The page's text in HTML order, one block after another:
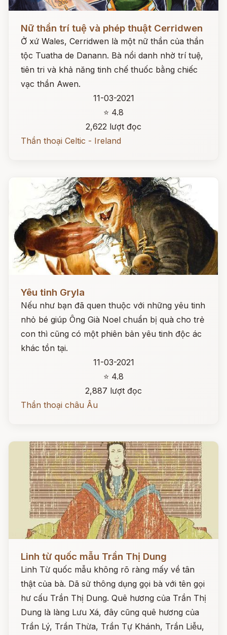
Nữ thần trí tuệ và phép thuật Cerridwen
Ở xứ Wales, Cerridwen là một nữ thần của thần
tộc Tuatha de Danann. Bà nổi danh nhờ trí tuệ,
tiên tri và khả năng tinh chế thuốc bằng chiếc
vạc thần Awen.
11-03-2021
⭐ 4.8
2,622 lượt đọc
Thần thoại Celtic - Ireland
Yêu tinh Gryla
Nếu như bạn đã quen thuộc với những yêu tinh
nhỏ bé giúp Ông Già Noel chuẩn bị quà cho trẻ
con thì cũng có một phiên bản yêu tinh độc ác
khác tồn tại.
11-03-2021
⭐ 4.8
2,887 lượt đọc
Thần thoại châu Âu
Linh từ quốc mẫu Trần Thị Dung
Linh Từ quốc mẫu không rõ ràng mấy về tân
thật của bà. Dã sử thông dụng gọi bà với tên gọi
hư cấu Trần Thị Dung. Quê hương của Trần Thị
Dung là làng Lưu Xá, đây cũng quê hương của
Trần Lý, Trần Thừa, Trần Tự Khánh, Trần Liễu,